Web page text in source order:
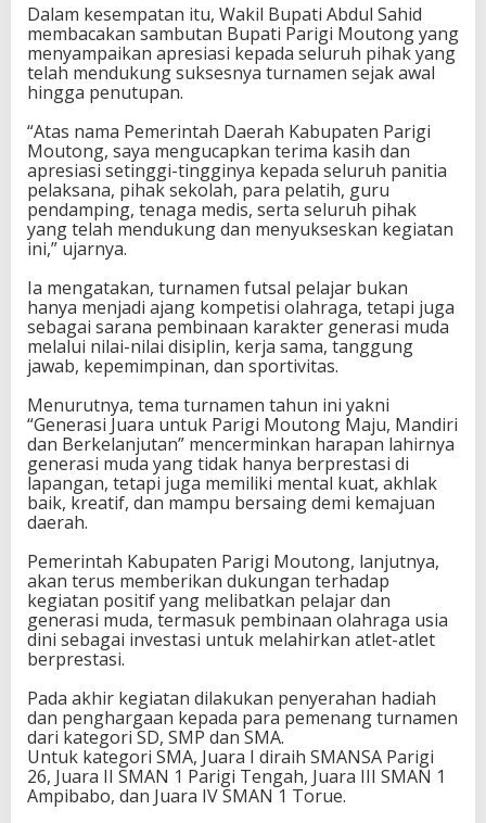
n
a
m
e
n
F
u
t
s
a
l
P
a
j
a
r
P
a
l
B
e
r
l
i
r
2
0
Dalam kesempatan itu, Wakil Bupati Abdul Sahid
membacakan sambutan Bupati Parigi Moutong yang
menyampaikan apresiasi kepada seluruh pihak yang
telah mendukung suksesnya turnamen sejak awal
hingga penutupan.
“Atas nama Pemerintah Daerah Kabupaten Parigi
Moutong, saya mengucapkan terima kasih dan
apresiasi setinggi-tingginya kepada seluruh panitia
pelaksana, pihak sekolah, para pelatih, guru
pendamping, tenaga medis, serta seluruh pihak
yang telah mendukung dan menyukseskan kegiatan
ini,” ujarnya.
Ia mengatakan, turnamen futsal pelajar bukan
hanya menjadi ajang kompetisi olahraga, tetapi juga
sebagai sarana pembinaan karakter generasi muda
melalui nilai-nilai disiplin, kerja sama, tanggung
jawab, kepemimpinan, dan sportivitas.
Menurutnya, tema turnamen tahun ini yakni
“Generasi Juara untuk Parigi Moutong Maju, Mandiri
dan Berkelanjutan” mencerminkan harapan lahirnya
generasi muda yang tidak hanya berprestasi di
lapangan, tetapi juga memiliki mental kuat, akhlak
baik, kreatif, dan mampu bersaing demi kemajuan
daerah.
Pemerintah Kabupaten Parigi Moutong, lanjutnya,
akan terus memberikan dukungan terhadap
kegiatan positif yang melibatkan pelajar dan
generasi muda, termasuk pembinaan olahraga usia
dini sebagai investasi untuk melahirkan atlet-atlet
berprestasi.
Pada akhir kegiatan dilakukan penyerahan hadiah
dan penghargaan kepada para pemenang turnamen
dari kategori SD, SMP dan SMA.
Untuk kategori SMA, Juara I diraih SMANSA Parigi
26, Juara II SMAN 1 Parigi Tengah, Juara III SMAN 1
Ampibabo, dan Juara IV SMAN 1 Torue.